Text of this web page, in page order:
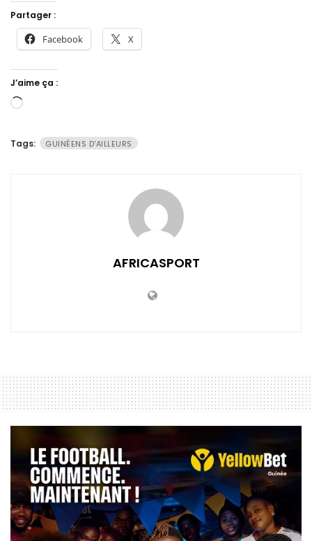
Partager :
Facebook X
J’aime ça :
Chargement…
Tags: GUINÉENS D'AILLEURS
AFRICASPORT